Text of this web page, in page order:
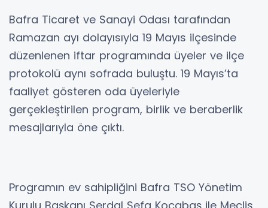
Bafra Ticaret ve Sanayi Odası tarafından
Ramazan ayı dolayısıyla 19 Mayıs ilçesinde
düzenlenen iftar programında üyeler ve ilçe
protokolü aynı sofrada buluştu. 19 Mayıs’ta
faaliyet gösteren oda üyeleriyle
gerçekleştirilen program, birlik ve beraberlik
mesajlarıyla öne çıktı.
Programın ev sahipliğini Bafra TSO Yönetim